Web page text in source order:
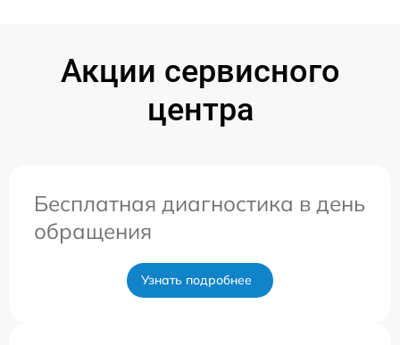
Акции сервисного
центра
Бесплатная диагностика в день
обращения
Узнать подробнее